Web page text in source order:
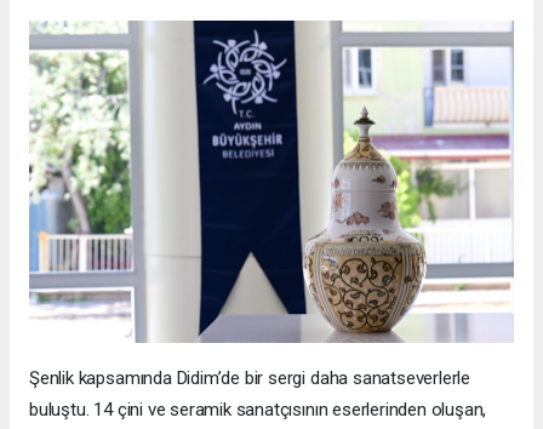
Şenlik kapsamında Didim’de bir sergi daha sanatseverlerle
buluştu. 14 çini ve seramik sanatçısının eserlerinden oluşan,